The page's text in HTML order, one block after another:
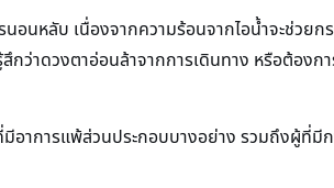
อนหลับ เนื่องจากความร้อนจากไอน้ำจะช่วยก
าดวงตาอ่อนล้าจากการเดินทาง หรือต้องก
อาการแพ้ส่วนประกอบบางอย่าง รวมถึงผู้ที่มี